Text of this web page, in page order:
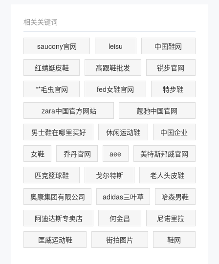
相关关键词
saucony官网 leisu 中国鞋网
红蜻蜓皮鞋 高跟鞋批发 锐步官网
**毛虫官网 fed女鞋官网 特步鞋
zara中国官方网站 蔻驰中国官网
男士鞋在哪里买好 休闲运动鞋 中国企业
女鞋 乔丹官网 aee 美特斯邦威官网
匹克篮球鞋 戈尔特斯 老人头皮鞋
奥康集团有限公司 adidas三叶草 哈森男鞋
阿迪达斯专卖店 何金昌 尼诺里拉
匡威运动鞋 街拍图片 鞋网